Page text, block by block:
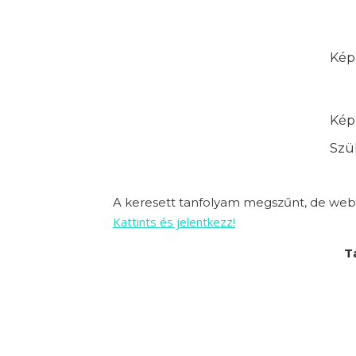
A keresett tanfolyam megszűnt, de
Kattints és jelentkezz!